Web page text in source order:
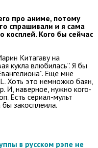
про аниме, потому
спрашивали и я сама
Кого бы сейчас
Китагаву на
кукла влюбилась”. Я бы
Еще мне
Хоть это немножко баян,
И, наверное, нужно кого-
Есть сериал-мульт
закосплеила.
в русском рэпе не